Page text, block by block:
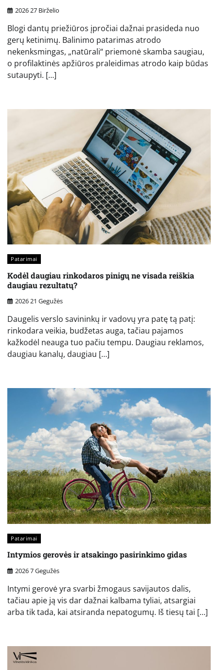
2026 27 Birželio
Blogi dantų priežiūros įpročiai dažnai prasideda nuo
gerų ketinimų. Balinimo patarimas atrodo
nekenksmingas, „natūrali“ priemonė skamba saugiau,
o profilaktinės apžiūros praleidimas atrodo kaip būdas
sutaupyti. […]
Patarimai
Kodėl daugiau rinkodaros pinigų ne visada reiškia
daugiau rezultatų?
2026 21 Gegužės
Daugelis verslo savininkų ir vadovų yra patę tą patį:
rinkodara veikia, budžetas auga, tačiau pajamos
kažkodėl neauga tuo pačiu tempu. Daugiau reklamos,
daugiau kanalų, daugiau […]
Patarimai
Intymios gerovės ir atsakingo pasirinkimo gidas
2026 7 Gegužės
Intymi gerovė yra svarbi žmogaus savijautos dalis,
tačiau apie ją vis dar dažnai kalbama tyliai, atsargiai
arba tik tada, kai atsiranda nepatogumų. Iš tiesų tai […]